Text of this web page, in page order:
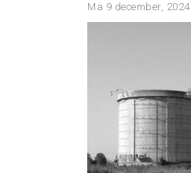
Ma 9 december, 2024